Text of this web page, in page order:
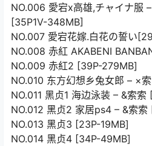
NO.006 愛宕x高雄,チャイナ服
[35P1V-348MB]
NO.007 愛宕花嫁.白花の誓い
NO.008 赤紅 AKABENI
NO.009 赤紅2 [39P-279MB]
NO.010 东方幻想乡兔女郎 – ×
NO.011 黑贞1 海边泳装 – &索
NO.012 黑贞2 家居ps4 – &索
NO.013 黑贞3 [23P-19MB]
NO.014 黑贞4 [34P-49MB]